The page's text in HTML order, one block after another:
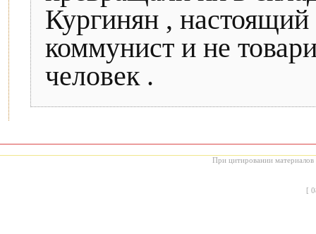
Кургинян ,
коммунист и не
человек .
При цитировании материалов
[